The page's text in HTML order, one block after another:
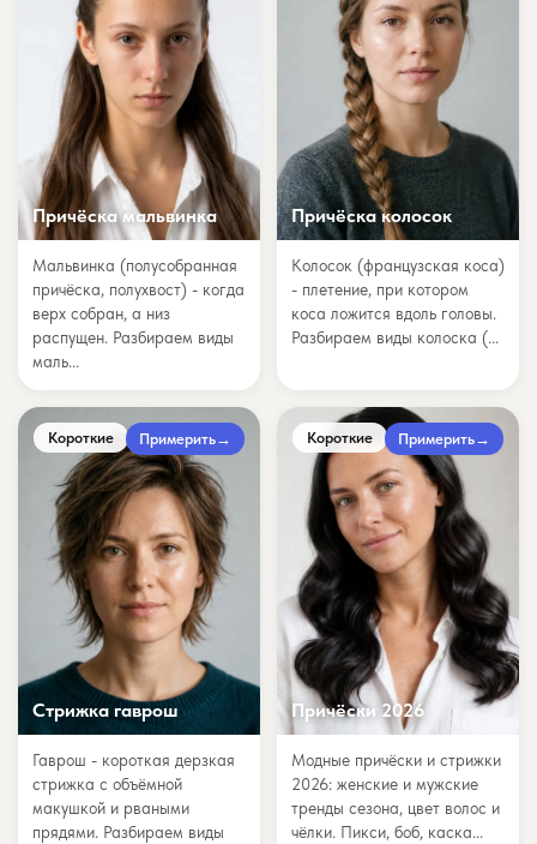
Причёска мальвинка
Мальвинка (полусобранная
причёска, полухвост) - когда
верх собран, а низ
распущен. Разбираем виды
маль...
Причёска колосок
Колосок (французская коса)
- плетение, при котором
коса ложится вдоль головы.
Разбираем виды колоска (...
Короткие Примерить→
Стрижка гаврош
Гаврош - короткая дерзкая
стрижка с объёмной
макушкой и рваными
прядями. Разбираем виды
Короткие Примерить→
Причёски 2026
Модные причёски и стрижки
2026: женские и мужские
тренды сезона, цвет волос и
чёлки. Пикси, боб, каска...